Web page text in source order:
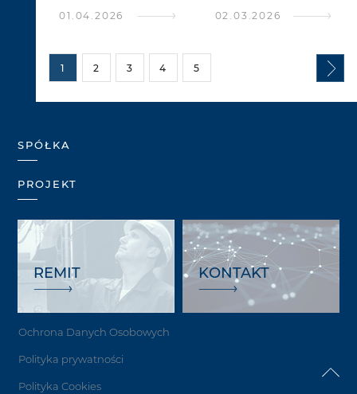
01.04.2026 02.03.2026
1 2 3 4 5
SPÓŁKA
PROJEKT
REMIT KONTAKT
Ochrona Danych Osobowych
Polityka prywatności
Polityka Cookies